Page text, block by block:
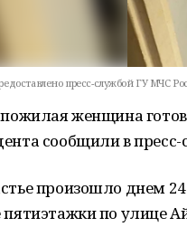
пресс-службой ГУ МЧС
женщина
сообщили в
произошло днем
пятиэтажки по улице